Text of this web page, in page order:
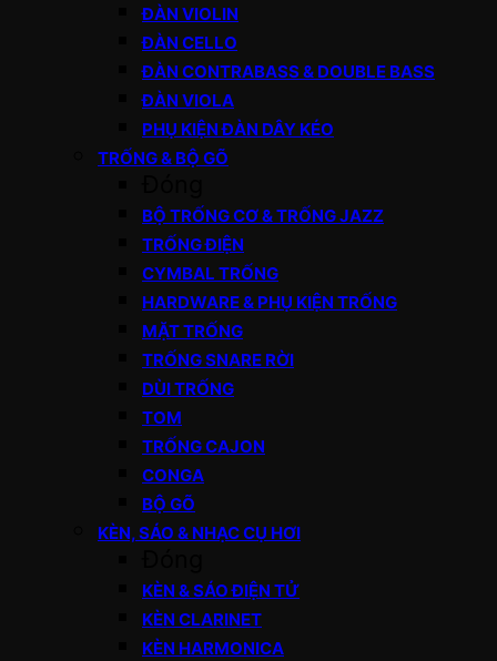
ĐÀN VIOLIN
ĐÀN CELLO
ĐÀN CONTRABASS & DOUBLE BASS
ĐÀN VIOLA
PHỤ KIỆN ĐÀN DÂY KÉO
TRỐNG & BỘ GÕ
BỘ TRỐNG CƠ & TRỐNG JAZZ
TRỐNG ĐIỆN
CYMBAL TRỐNG
HARDWARE & PHỤ KIỆN TRỐNG
MẶT TRỐNG
TRỐNG SNARE RỜI
DÙI TRỐNG
TOM
TRỐNG CAJON
CONGA
BỘ GÕ
KÈN, SÁO & NHẠC CỤ HƠI
KÈN & SÁO ĐIỆN TỬ
KÈN CLARINET
KÈN HARMONICA